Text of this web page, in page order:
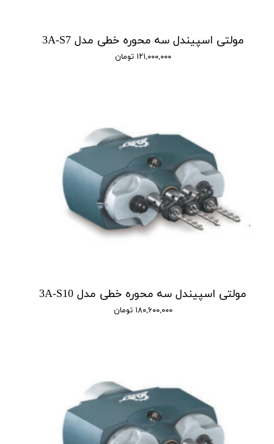
مولتی اسپیندل سه محوره خطی مدل 3A-S7
۱۲۱,۰۰۰,۰۰۰ تومان
مولتی اسپیندل سه محوره خطی مدل 3A-S10
۱۸۰,۶۰۰,۰۰۰ تومان